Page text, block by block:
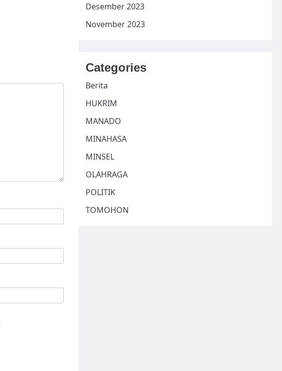
Desember 2023
November 2023
Categories
Berita
HUKRIM
MANADO
MINAHASA
MINSEL
OLAHRAGA
POLITIK
TOMOHON